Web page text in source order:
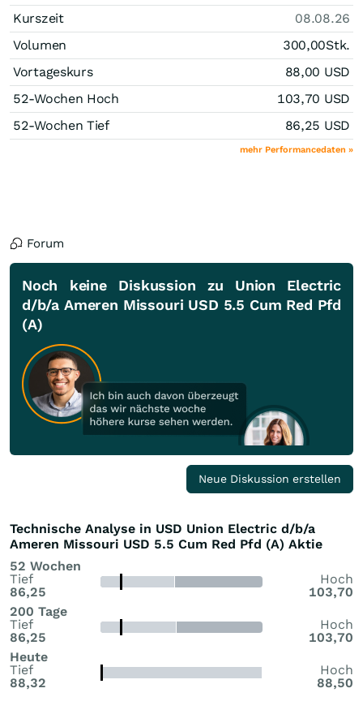
Kurszeit
08.08.26
Volumen
300,00Stk.
Vortageskurs
88,00 USD
52-Wochen Hoch
103,70 USD
52-Wochen Tief
86,25 USD
mehr Performancedaten »
Forum
Noch keine Diskussion zu Union Electric
d/b/a Ameren Missouri USD 5.5 Cum Red Pfd
(A)
Neue Diskussion erstellen
Technische Analyse in USD Union Electric d/b/a
Ameren Missouri USD 5.5 Cum Red Pfd (A) Aktie
52 Wochen
Tief
86,25
Hoch
103,70
200 Tage
Tief
86,25
Hoch
103,70
Heute
Tief
88,32
Hoch
88,50